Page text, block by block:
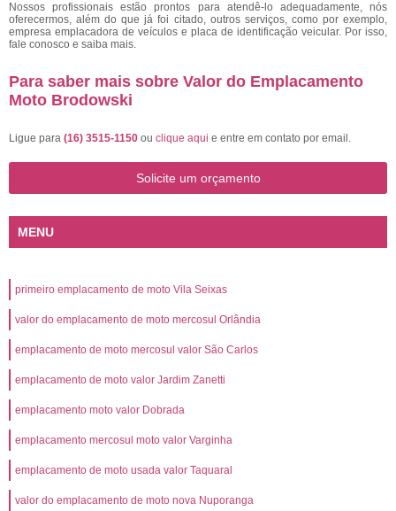
Nossos profissionais estão prontos para atendê-lo adequadamente, nós
oferecermos, além do que já foi citado, outros serviços, como por exemplo,
empresa emplacadora de veículos e placa de identificação veicular. Por isso,
fale conosco e saiba mais.
Para saber mais sobre Valor do Emplacamento
Moto Brodowski
Ligue para (16) 3515-1150 ou clique aqui e entre em contato por email.
Solicite um orçamento
MENU
primeiro emplacamento de moto Vila Seixas
valor do emplacamento de moto mercosul Orlândia
emplacamento de moto mercosul valor São Carlos
emplacamento de moto valor Jardim Zanetti
emplacamento moto valor Dobrada
emplacamento mercosul moto valor Varginha
emplacamento de moto usada valor Taquaral
valor do emplacamento de moto nova Nuporanga